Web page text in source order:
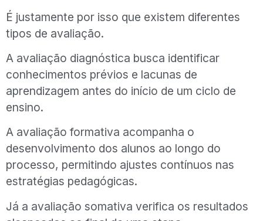
É justamente por isso que existem diferentes
tipos de avaliação.
A avaliação diagnóstica busca identificar
conhecimentos prévios e lacunas de
aprendizagem antes do início de um ciclo de
ensino.
A avaliação formativa acompanha o
desenvolvimento dos alunos ao longo do
processo, permitindo ajustes contínuos nas
estratégias pedagógicas.
Já a avaliação somativa verifica os resultados